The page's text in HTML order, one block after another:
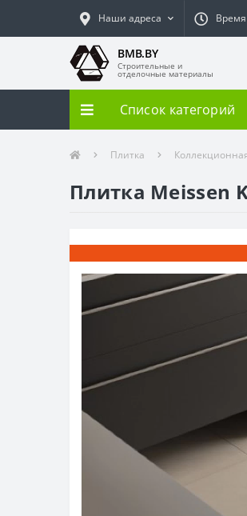
Наши адреса
BMB.BY
Строительные и
отделочные материалы
Список категорий
Плитка
Плитка Meissen